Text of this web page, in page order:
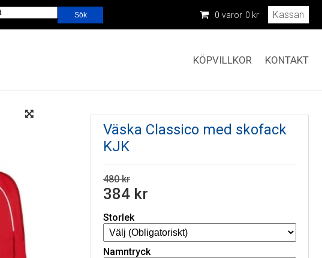
0 varor 0 kr Kassan
KÖPVILLKOR KONTAKT
Väska Classico med skofack
KJK
480 kr
384 kr
Storlek
Namntryck